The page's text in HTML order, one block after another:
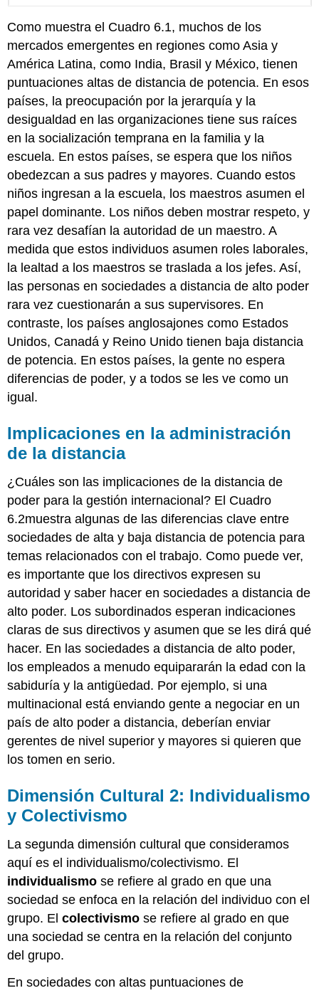
Como muestra el Cuadro 6.1, muchos de los
mercados emergentes en regiones como Asia y
América Latina, como India, Brasil y México, tienen
puntuaciones altas de distancia de potencia. En esos
países, la preocupación por la jerarquía y la
desigualdad en las organizaciones tiene sus raíces
en la socialización temprana en la familia y la
escuela. En estos países, se espera que los niños
obedezcan a sus padres y mayores. Cuando estos
niños ingresan a la escuela, los maestros asumen el
papel dominante. Los niños deben mostrar respeto, y
rara vez desafían la autoridad de un maestro. A
medida que estos individuos asumen roles laborales,
la lealtad a los maestros se traslada a los jefes. Así,
las personas en sociedades a distancia de alto poder
rara vez cuestionarán a sus supervisores. En
contraste, los países anglosajones como Estados
Unidos, Canadá y Reino Unido tienen baja distancia
de potencia. En estos países, la gente no espera
diferencias de poder, y a todos se les ve como un
igual.
Implicaciones en la administración
de la distancia
¿Cuáles son las implicaciones de la distancia de
poder para la gestión internacional? El Cuadro
6.2muestra algunas de las diferencias clave entre
sociedades de alta y baja distancia de potencia para
temas relacionados con el trabajo. Como puede ver,
es importante que los directivos expresen su
autoridad y saber hacer en sociedades a distancia de
alto poder. Los subordinados esperan indicaciones
claras de sus directivos y asumen que se les dirá qué
hacer. En las sociedades a distancia de alto poder,
los empleados a menudo equipararán la edad con la
sabiduría y la antigüedad. Por ejemplo, si una
multinacional está enviando gente a negociar en un
país de alto poder a distancia, deberían enviar
gerentes de nivel superior y mayores si quieren que
los tomen en serio.
Dimensión Cultural 2: Individualismo
y Colectivismo
La segunda dimensión cultural que consideramos
aquí es el individualismo/colectivismo. El
individualismo se refiere al grado en que una
sociedad se enfoca en la relación del individuo con el
grupo. Elcolectivismo se refiere al grado en que
una sociedad se centra en la relación del conjunto
del grupo.
En sociedades con altas puntuaciones de